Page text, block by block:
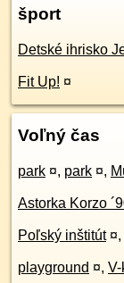
šport
Detské ihrisko
Fit Up! ¤
Voľný čas
park ¤, park ¤,
Astorka Korzo
Poľský inštitút ¤,
playground ¤,